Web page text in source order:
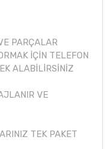
PARÇALAR
İÇİN TELEFON
ALABİLİRSİNİZ
VE
TEK PAKET